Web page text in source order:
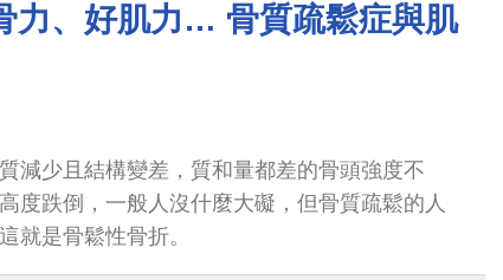
力、好肌力… 骨質疏鬆症與肌
減少且結構變差，質和量都差的骨頭強度不
度跌倒，一般人沒什麼大礙，但骨質疏鬆的人
就是骨鬆性骨折。